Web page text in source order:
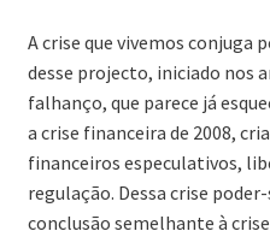
A crise que vivemos conjuga
desse projecto, iniciado nos
falhanço, que parece já
a crise financeira de 2008,
financeiros especulativos,
regulação. Dessa crise
conclusão semelhante à